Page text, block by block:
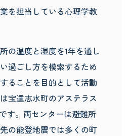
を担当している心理学教
の温度と湿度を1年を通し
過ごし方を模索するため
ることを目的として活動
宝達志水町のアステラス
す。両センターは避難所
の能登地震では多くの町